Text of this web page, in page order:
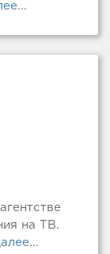
на ТВ.